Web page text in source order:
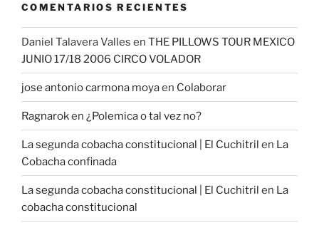
COMENTARIOS RECIENTES
Daniel Talavera Valles en THE PILLOWS TOUR MEXICO
JUNIO 17/18 2006 CIRCO VOLADOR
jose antonio carmona moyaen Colaborar
Ragnaroken ¿Polemica o tal vez no?
La segunda cobacha constitucional | El Cuchitril en La
Cobacha confinada
La segunda cobacha constitucional | El Cuchitril en La
cobacha constitucional